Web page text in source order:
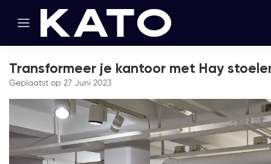
Transformeer je kantoor met Hay
Geplaatst op 27 Juni 2023